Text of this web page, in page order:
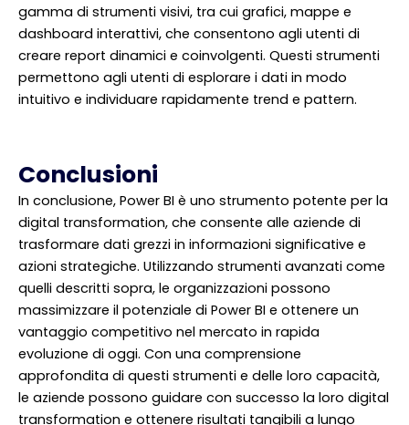
gamma di strumenti visivi, tra cui grafici, mappe e
dashboard interattivi, che consentono agli utenti di
creare report dinamici e coinvolgenti. Questi strumenti
permettono agli utenti di esplorare i dati in modo
intuitivo e individuare rapidamente trend e pattern.
Conclusioni
In conclusione, Power BI è uno strumento potente per la
digital transformation, che consente alle aziende di
trasformare dati grezzi in informazioni significative e
azioni strategiche. Utilizzando strumenti avanzati come
quelli descritti sopra, le organizzazioni possono
massimizzare il potenziale di Power BI e ottenere un
vantaggio competitivo nel mercato in rapida
evoluzione di oggi. Con una comprensione
approfondita di questi strumenti e delle loro capacità,
le aziende possono guidare con successo la loro digital
transformation e ottenere risultati tangibili a lungo